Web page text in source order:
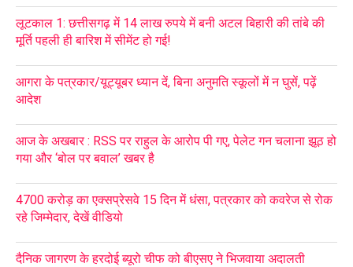
लूटकाल 1: छत्तीसगढ़ में 14 लाख रुपये में बनी अटल बिहारी की तांबे की
मूर्ति पहली ही बारिश में सीमेंट हो गई!
आगरा के पत्रकार/यूट्यूबर ध्यान दें, बिना अनुमति स्कूलों में न घुसें, पढ़ें
आदेश
आज के अखबार : RSS पर राहुल के आरोप पी गए, पेलेट गन चलाना झूठ हो
गया और ‘बोल पर बवाल’ खबर है
4700 करोड़ का एक्सप्रेसवे 15 दिन में धंसा, पत्रकार को कवरेज से रोक
रहे जिम्मेदार, देखें वीडियो
दैनिक जागरण के हरदोई ब्यूरो चीफ को बीएसए ने भिजवाया अदालती